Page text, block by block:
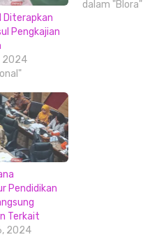
Diterapkan
Pengkajian
2024
dalam "Blora"
Pendidikan
Terkait
2024